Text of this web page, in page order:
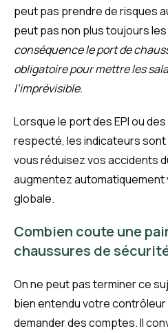
peut pas prendre de risques
peut pas non plus toujours les
conséquence le port de
obligatoire pour mettre les
l’imprévisible.
Lorsque le port des EPI ou des
respecté, les indicateurs sont
vous réduisez vos accidents
augmentez
globale.
Combien coute une
chaussures de
On ne peut pas terminer ce
bien entendu votre
demander des comptes. Il